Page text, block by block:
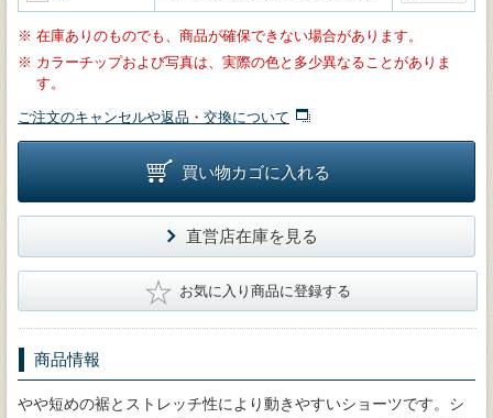
※ 在庫ありのものでも、商品が確保できない場合があります。
※ カラーチップおよび写真は、実際の色と多少異なることがありま
す。
ご注文のキャンセルや返品・交換について
買い物カゴに入れる
直営店在庫を見る
★ お気に入り商品に登録する
商品情報
やや短めの裾とストレッチ性により動きやすいショーツです。シ